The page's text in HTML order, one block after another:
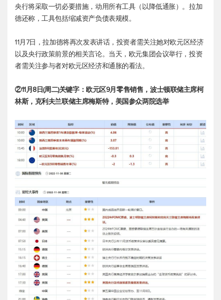
央行将采取一切必要措施，动用所有工具（以降低通胀）。拉加
德还称，工具包括缩减资产负债表规模。
11月7日，拉加德将再次发表讲话，投资者需关注她对欧元区经济
以及央行政策前景的相关言论。当天，欧元集团会议举行，投资
者需关注参与者对欧元区经济和通胀的看法。
②11月8日(周二)关键字：欧元区9月零售销售，波士顿联储主席柯
林斯，克利夫兰联储主席梅斯特，美国参众两院选举